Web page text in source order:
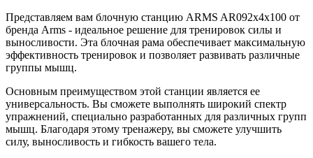
Представляем вам блочную станцию ARMS AR092х4х100 от
бренда Arms - идеальное решение для тренировок силы и
выносливости. Эта блочная рама обеспечивает максимальную
эффективность тренировок и позволяет развивать различные
группы мышц.
Основным преимуществом этой станции является ее
универсальность. Вы сможете выполнять широкий спектр
упражнений, специально разработанных для различных групп
мышц. Благодаря этому тренажеру, вы сможете улучшить
силу, выносливость и гибкость вашего тела.